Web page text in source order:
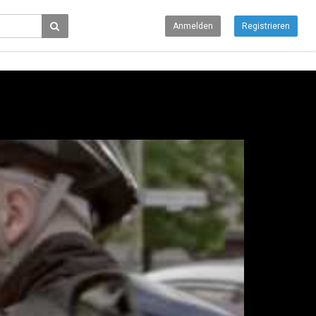
Anmelden Registrieren